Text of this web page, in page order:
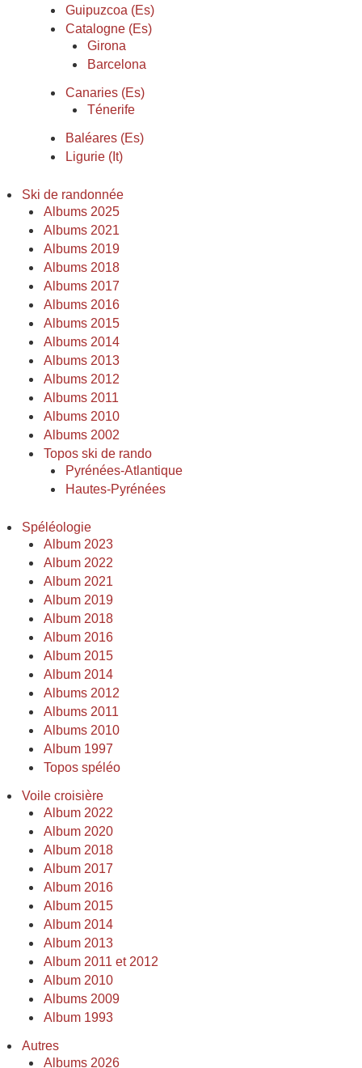
Guipuzcoa (Es)
Catalogne (Es)
Girona
Barcelona
Canaries (Es)
Ténerife
Baléares (Es)
Ligurie (It)
Ski de randonnée
Albums 2025
Albums 2021
Albums 2019
Albums 2018
Albums 2017
Albums 2016
Albums 2015
Albums 2014
Albums 2013
Albums 2012
Albums 2011
Albums 2010
Albums 2002
Topos ski de rando
Pyrénées-Atlantique
Hautes-Pyrénées
Spéléologie
Album 2023
Album 2022
Album 2021
Album 2019
Album 2018
Album 2016
Album 2015
Album 2014
Albums 2012
Albums 2011
Albums 2010
Album 1997
Topos spéléo
Voile croisière
Album 2022
Album 2020
Album 2018
Album 2017
Album 2016
Album 2015
Album 2014
Album 2013
Album 2011 et 2012
Album 2010
Albums 2009
Album 1993
Autres
Albums 2026